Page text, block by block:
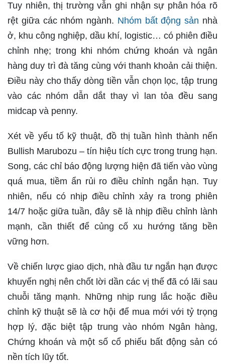
Tuy nhiên, thị trường vẫn ghi nhận sự phân hóa rõ
rệt giữa các nhóm ngành. Nhóm bất động sản nhà
ở, khu công nghiệp, dầu khí, logistic… có phiên điều
chỉnh nhẹ; trong khi nhóm chứng khoán và ngân
hàng duy trì đà tăng cùng với thanh khoản cải thiện.
Điều này cho thấy dòng tiền vẫn chọn lọc, tập trung
vào các nhóm dẫn dắt thay vì lan tỏa đều sang
midcap và penny.
Xét về yếu tố kỹ thuật, đồ thị tuần hình thành nến
Bullish Marubozu – tín hiệu tích cực trong trung hạn.
Song, các chỉ báo động lượng hiện đã tiến vào vùng
quá mua, tiềm ẩn rủi ro điều chỉnh ngắn hạn. Tuy
nhiên, nếu có nhịp điều chỉnh xảy ra trong phiên
14/7 hoặc giữa tuần, đây sẽ là nhịp điều chỉnh lành
mạnh, cần thiết để củng cố xu hướng tăng bền
vững hơn.
Về chiến lược giao dịch, nhà đầu tư ngắn hạn được
khuyến nghị nên chốt lời dần các vị thế đã có lãi sau
chuỗi tăng mạnh. Những nhịp rung lắc hoặc điều
chỉnh kỹ thuật sẽ là cơ hội để mua mới với tỷ trọng
hợp lý, đặc biệt tập trung vào nhóm Ngân hàng,
Chứng khoán và một số cổ phiếu bất động sản có
nền tích lũy tốt.